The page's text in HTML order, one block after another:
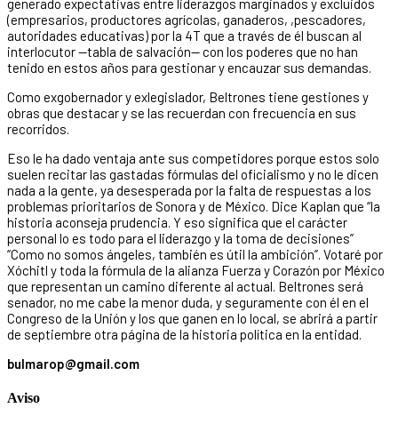
generado expectativas entre liderazgos marginados y excluidos
(empresarios, productores agrícolas, ganaderos, ,pescadores,
autoridades educativas) por la 4T que a través de él buscan al
interlocutor —tabla de salvación— con los poderes que no han
tenido en estos años para gestionar y encauzar sus demandas.
Como exgobernador y exlegislador, Beltrones tiene gestiones y
obras que destacar y se las recuerdan con frecuencia en sus
recorridos.
Eso le ha dado ventaja ante sus competidores porque estos solo
suelen recitar las gastadas fórmulas del oficialismo y no le dicen
nada a la gente, ya desesperada por la falta de respuestas a los
problemas prioritarios de Sonora y de México. Dice Kaplan que “la
historia aconseja prudencia. Y eso significa que el carácter
personal lo es todo para el liderazgo y la toma de decisiones”
“Como no somos ángeles, también es útil la ambición”. Votaré por
Xóchitl y toda la fórmula de la alianza Fuerza y Corazón por México
que representan un camino diferente al actual. Beltrones será
senador, no me cabe la menor duda, y seguramente con él en el
Congreso de la Unión y los que ganen en lo local, se abrirá a partir
de septiembre otra página de la historia política en la entidad.
bulmarop@gmail.com
Aviso